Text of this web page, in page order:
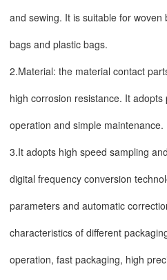
and sewing. It is suitable for
bags and plastic bags.
2.Material: the material contact
high corrosion resistance. It
operation and simple maintenance.
3.It adopts high speed sampling
digital frequency conversion
parameters and automatic
characteristics of different
operation, fast packaging, high